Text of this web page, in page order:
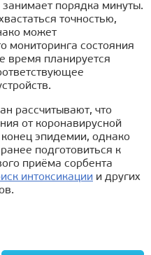
порядка минуты.
точностью,
может
мониторинга состояния
планируется
рассчитывают, что
от коронавирусной
эпидемии, однако
подготовиться к
приёма сорбента
интоксикации и других